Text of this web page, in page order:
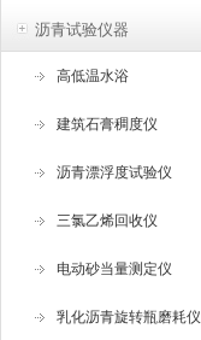
沥青试验仪器
高低温水浴
建筑石膏稠度仪
沥青漂浮度试验仪
三氯乙烯回收仪
电动砂当量测定仪
乳化沥青旋转瓶磨耗仪